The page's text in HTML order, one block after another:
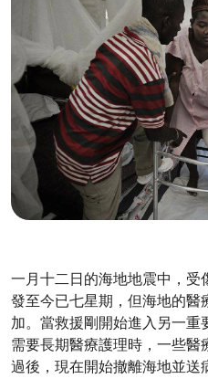
一月十二日的海地地震中，
發至今已七星期，但海地的
加。當救援剛開始進入另一
需要長期醫療護理時，一些
過後，現在開始撤離海地並送